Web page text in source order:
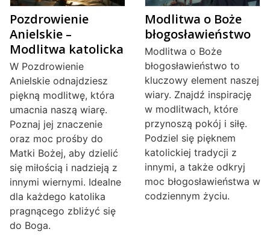
Pozdrowienie
Anielskie –
Modlitwa katolicka
W Pozdrowienie
Anielskie odnajdziesz
piękną modlitwę, która
umacnia naszą wiarę.
Poznaj jej znaczenie
oraz moc prośby do
Matki Bożej, aby dzielić
się miłością i nadzieją z
innymi wiernymi. Idealne
dla każdego katolika
pragnącego zbliżyć się
do Boga.
Modlitwa o Boże
błogosławieństwo
Modlitwa o Boże
błogosławieństwo to
kluczowy element naszej
wiary. Znajdź inspirację
w modlitwach, które
przynoszą pokój i siłę.
Podziel się pięknem
katolickiej tradycji z
innymi, a także odkryj
moc błogosławieństwa w
codziennym życiu.